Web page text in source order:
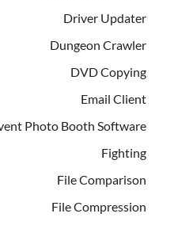
Driver Updater
Dungeon Crawler
DVD Copying
Email Client
Photo Booth Software
Fighting
File Comparison
File Compression